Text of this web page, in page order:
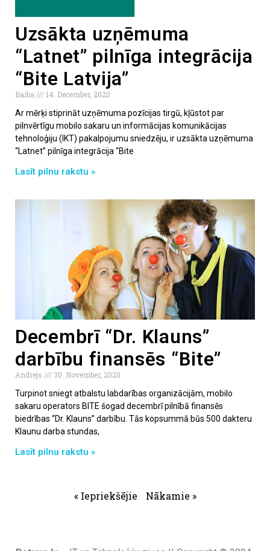
Uzsākta uzņēmuma
“Latnet” pilnīga integrācija
“Bite Latvija”
Baiba
14. December, 2020
Ar mērķi stiprināt uzņēmuma pozīcijas tirgū, kļūstot par
pilnvērtīgu mobilo sakaru un informācijas komunikācijas
tehnoloģiju (IKT) pakalpojumu sniedzēju, ir uzsākta uzņēmuma
“Latnet” pilnīga integrācija “Bite
Lasīt pilnu rakstu »
Decembrī “Dr. Klauns”
darbību finansēs “Bite”
Andrejs
30. November, 2020
Turpinot sniegt atbalstu labdarības organizācijām, mobilo
sakaru operators BITE šogad decembrī pilnībā finansēs
biedrības “Dr. Klauns” darbību. Tās kopsummā būs 500 dakteru
Klaunu darba stundas,
Lasīt pilnu rakstu »
« Iepriekšējie Nākamie »